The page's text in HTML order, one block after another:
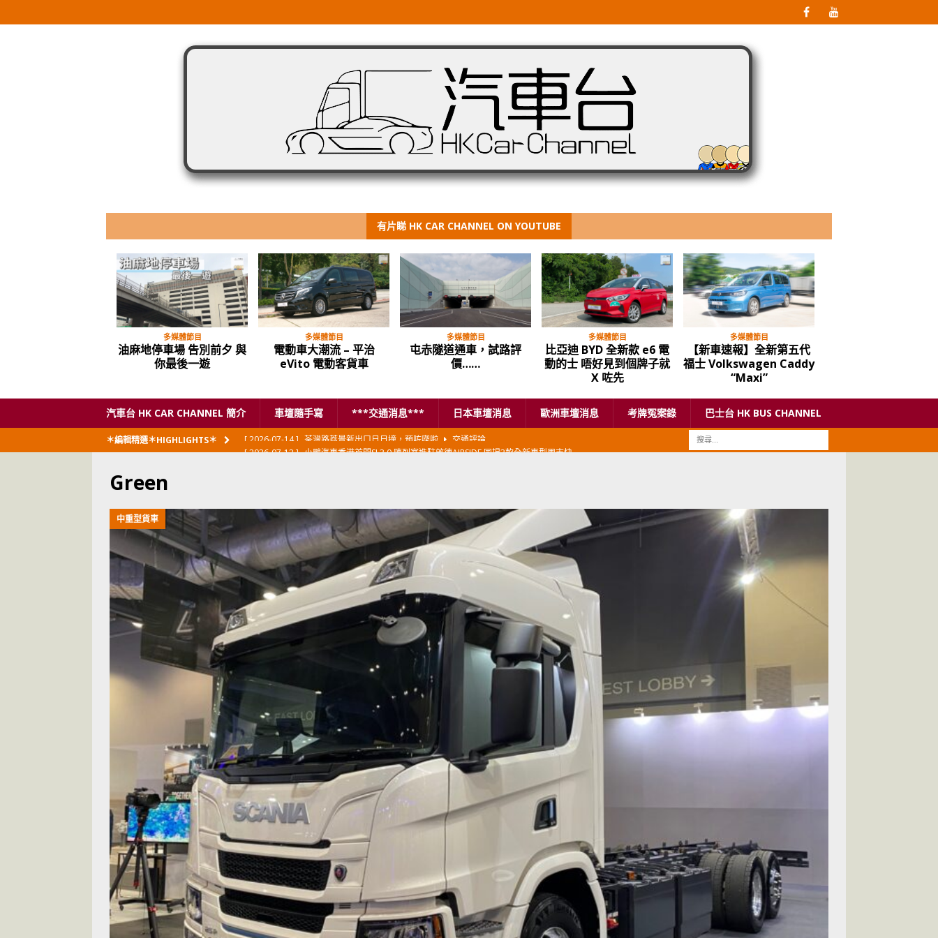
有片睇 HK CAR CHANNEL ON YOUTUBE
多媒體節目
油麻地停車場 告別前夕 與
你最後一遊
多媒體節目
電動車大潮流 – 平治
eVito 電動客貨車
多媒體節目
屯赤隧道通車，試路評
價……
多媒體節目
比亞迪 BYD 全新款 e6 電
動的士 唔好見到個牌子就
X 咗先
多媒體節目
【新車速報】全新第五代
福士 Volkswagen Caddy
“Maxi”
汽車台 HK CAR CHANNEL 簡介 車壇隨手寫 ***交通消息*** 日本車壇消息 歐洲車壇消息 考牌冤案錄 巴士台 HK BUS CHANNEL
＊編輯精選＊HIGHLIGHTS＊ [ 2026-07-12 ] 小鵬汽車香港首間SI 3.0 陳列室進駐啟德AIRSIDE 同場3款全新車型周末快
[ 2026-06-12 ] 「香港車仔展2026」再嚟喇
汽車模型玩具
[ 2026-06-08 ] 新加坡組屋區輕型商用車停車場減租
東南亞汽車
[ 2026-06-08 ] UBER 香港七宗罪之「第七宗罪」一切禍源，由抽盲盒開始
交通評論
[ 2026-05-28 ]
UBER 香港七宗罪之「第六宗罪」愛回家唔止回唔到家 跣司機勁過謝拉特
世紀一跣
交通評論
[ 2026-05-28 ]
UBER 香港七宗罪之「第五宗罪」金鋼箍五花大綁 司機哽唔落都要硬哽到
尾
交通評論
[ 2026-05-27 ]
【英國】政府開放申請投入自動駕駛客運車輛服務業
運輸政策
UBER 香港七宗罪之「第四宗罪」Mission Impossible 但 Uber 唔止話之
你！
交通評論
[ 2026-07-14 ] 荃灣路荔景新出口日日撞，預咗㗎啦 交通評論
Green
中重型貨車